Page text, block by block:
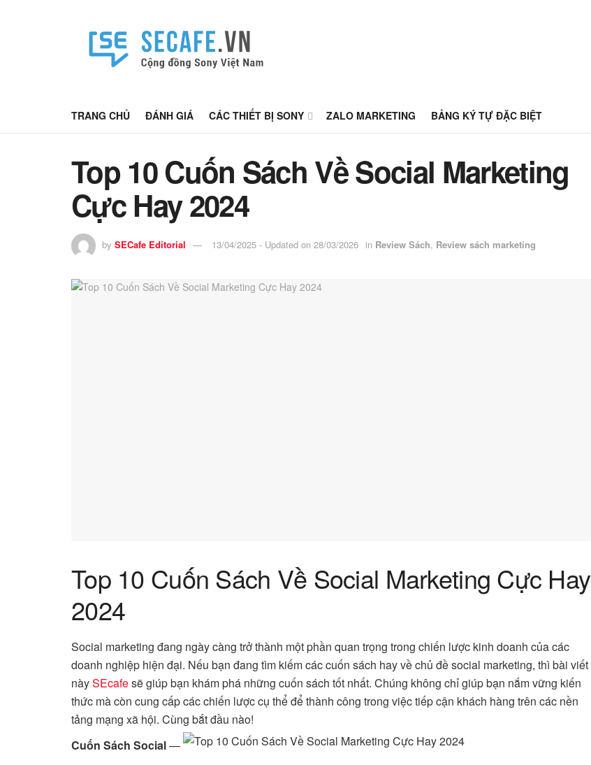
TRANG CHỦ ĐÁNH GIÁ CÁC THIẾT BỊ SONY ZALO MARKETING BẢNG KÝ TỰ ĐẶC BIỆT
Top 10 Cuốn Sách Về Social Marketing
Cực Hay 2024
by SECafe Editorial 13/04/2025 - Updated on 28/03/2026 in Review Sách, Review sách marketing
Top 10 Cuốn Sách Về Social Marketing Cực Hay
2024
Social marketing đang ngày càng trở thành một phần quan trọng trong chiến lược kinh doanh của các
doanh nghiệp hiện đại. Nếu bạn đang tìm kiếm các cuốn sách hay về chủ đề social marketing, thì bài viết
nàySEcafesẽ giúp bạn khám phá những cuốn sách tốt nhất. Chúng không chỉ giúp bạn nắm vững kiến
thức mà còn cung cấp các chiến lược cụ thể để thành công trong việc tiếp cận khách hàng trên các nền
tảng mạng xã hội. Cùng bắt đầu nào!
Cuốn Sách Social—